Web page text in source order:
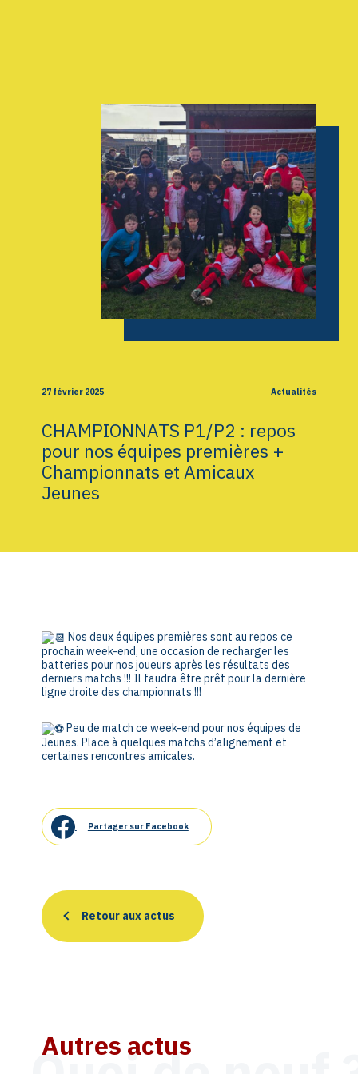
INFOS
CONTACT
27 février 2025 Actualités
CHAMPIONNATS P1/P2 : repos
pour nos équipes premières +
Championnats et Amicaux
Jeunes
Nos deux équipes premières sont au repos ce
prochain week-end, une occasion de recharger les
batteries pour nos joueurs après les résultats des
derniers matchs !!! Il faudra être prêt pour la dernière
ligne droite des championnats !!!
Peu de match ce week-end pour nos équipes de
Jeunes. Place à quelques matchs d’alignement et
certaines rencontres amicales.
Partager sur Facebook
Retour aux actus
Autres actus